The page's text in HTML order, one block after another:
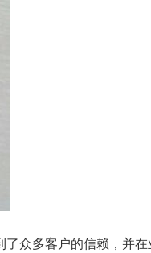
众多客户的信赖，并